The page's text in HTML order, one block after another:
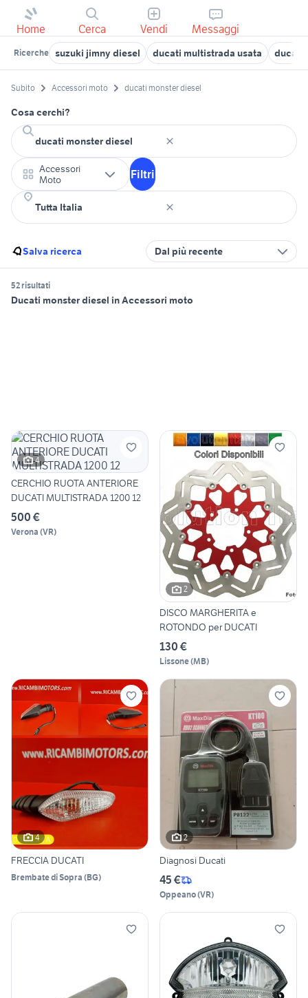
Home Cerca Vendi Messaggi
Ricerche suzuki jimny diesel ducati multistrada usata ducati
Subito Accessori moto ducati monster diesel
Cosa cerchi?
Accessori
Moto
Filtri
Salva ricerca Dal più recente
52 risultati
Ducati monster diesel in Accessori moto
4
CERCHIO RUOTA ANTERIORE
DUCATI MULTISTRADA 1200 12
500 €
Verona (VR)
2
DISCO MARGHERITA e
ROTONDO per DUCATI
130 €
Lissone(MB)
4
FRECCIA DUCATI
Brembate di Sopra (BG)
2
Diagnosi Ducati
45 €
Oppeano(VR)